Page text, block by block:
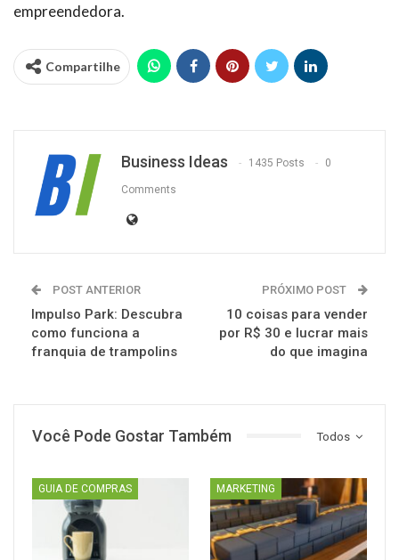
empreendedora.
Compartilhe
Business Ideas 1435 Posts 0
Comments
POST ANTERIOR
Impulso Park: Descubra
como funciona a
franquia de trampolins
PRÓXIMO POST
10 coisas para vender
por R$ 30 e lucrar mais
do que imagina
Todos
Você Pode Gostar Também
GUIA DE COMPRAS MARKETING